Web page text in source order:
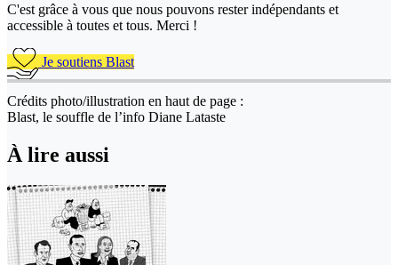
C'est grâce à vous que nous pouvons rester indépendants et
accessible à toutes et tous. Merci !
Je soutiens Blast
Crédits photo/illustration en haut de page :
Blast, le souffle de l’info Diane Lataste
À lire aussi